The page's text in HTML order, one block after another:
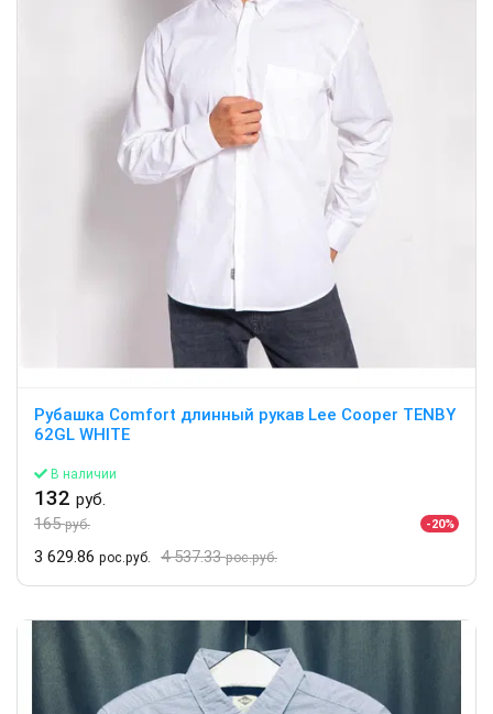
Рубашка Comfort длинный рукав Lee Cooper TENBY
62GL WHITE
В наличии
132 руб.
165руб. -20%
3 629.86 рос.руб. 4 537.33рос.руб.